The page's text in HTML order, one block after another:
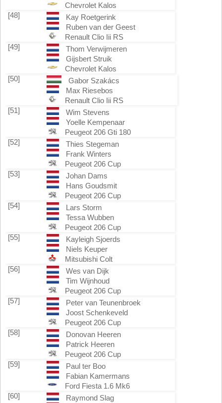
Chevrolet Kalos
[48]
Kay Roetgerink
Ruben van der Geest
Renault Clio Iii RS
[49]
Thom Verwijmeren
Gijsbert Struik
Chevrolet Kalos
[50]
Gabor Szakács
Max Riesebos
Renault Clio Iii RS
[51]
Wim Stevens
Yoelle Kempenaar
Peugeot 206 Gti 180
[52]
Thies Stegeman
Frank Winters
Peugeot 206 Cup
[53]
Johan Dams
Hans Goudsmit
Peugeot 206 Cup
[54]
Lars Storm
Tessa Wubben
Peugeot 206 Cup
[55]
Kayleigh Sjoerds
Niels Keuper
Mitsubishi Colt
[56]
Wes van Dijk
Tim Wijnhoud
Peugeot 206 Cup
[57]
Peter van Teunenbroek
Joost Schenkeveld
Peugeot 206 Cup
[58]
Donovan Heeren
Patrick Heeren
Peugeot 206 Cup
[59]
Paul ter Boo
Fabian Kamermans
Ford Fiesta 1.6 Mk6
[60]
Raymond Slag